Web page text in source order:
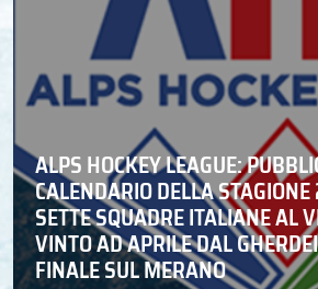
ALPS HOCKEY LEAGUE:
CALENDARIO DELLA
SETTE SQUADRE ITALIANE AL
VINTO AD APRILE DAL
FINALE SUL MERANO